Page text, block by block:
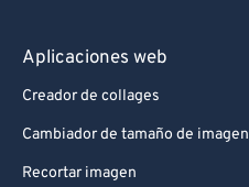
Aplicaciones web
Creador de collages
Cambiador de tamaño de imagen
Recortar imagen